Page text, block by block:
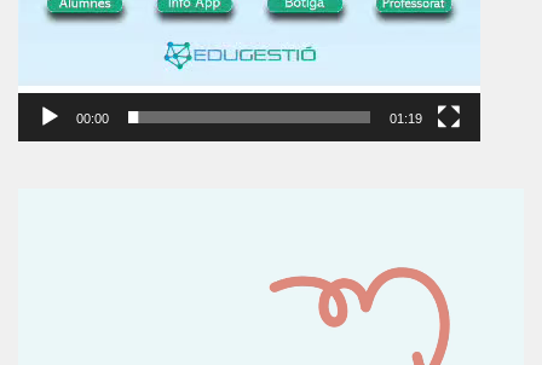
00:00 01:19